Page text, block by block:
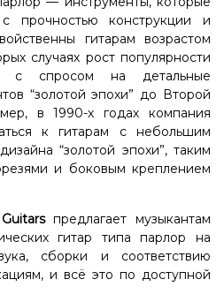
прочностью конструкции и
гитарам возрастом
случаях рост популярности
с спросом на детальные
“золотой эпохи” до Второй
в 1990-х годах компания
к гитарам с небольшим
“золотой эпохи”, таким
и боковым креплением
предлагает музыкантам
гитар типа парлор на
сборки и соответствию
и всё это по доступной